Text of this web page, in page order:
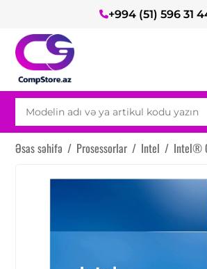
+994 (51) 596 31
Əsas səhifə / Prosessorlar / Intel / Intel®